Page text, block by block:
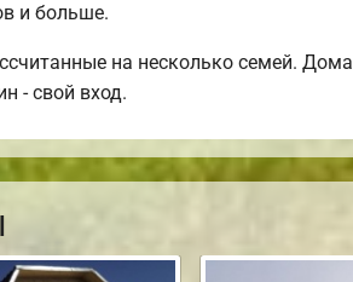
и больше.
на несколько семей. Дома
- свой вход.